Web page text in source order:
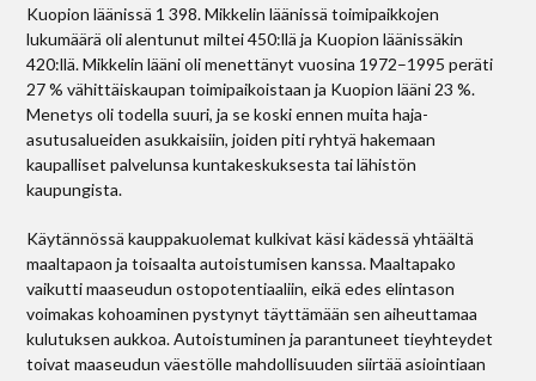
Kuopion läänissä 1 398. Mikkelin läänissä toimipaikkojen
lukumäärä oli alentunut miltei 450:llä ja Kuopion läänissäkin
420:llä. Mikkelin lääni oli menettänyt vuosina 1972–1995 peräti
27 % vähittäiskaupan toimipaikoistaan ja Kuopion lääni 23 %.
Menetys oli todella suuri, ja se koski ennen muita haja-
asutusalueiden asukkaisiin, joiden piti ryhtyä hakemaan
kaupalliset palvelunsa kuntakeskuksesta tai lähistön
kaupungista.
Käytännössä kauppakuolemat kulkivat käsi kädessä yhtäältä
maaltapaon ja toisaalta autoistumisen kanssa. Maaltapako
vaikutti maaseudun ostopotentiaaliin, eikä edes elintason
voimakas kohoaminen pystynyt täyttämään sen aiheuttamaa
kulutuksen aukkoa. Autoistuminen ja parantuneet tieyhteydet
toivat maaseudun väestölle mahdollisuuden siirtää asiointiaan